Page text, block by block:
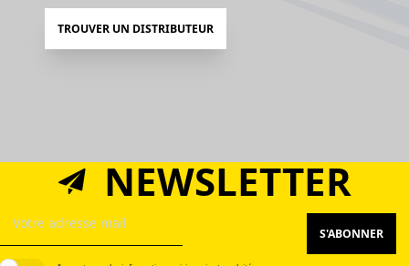
TROUVER UN DISTRIBUTEUR
NEWSLETTER
S'ABONNER